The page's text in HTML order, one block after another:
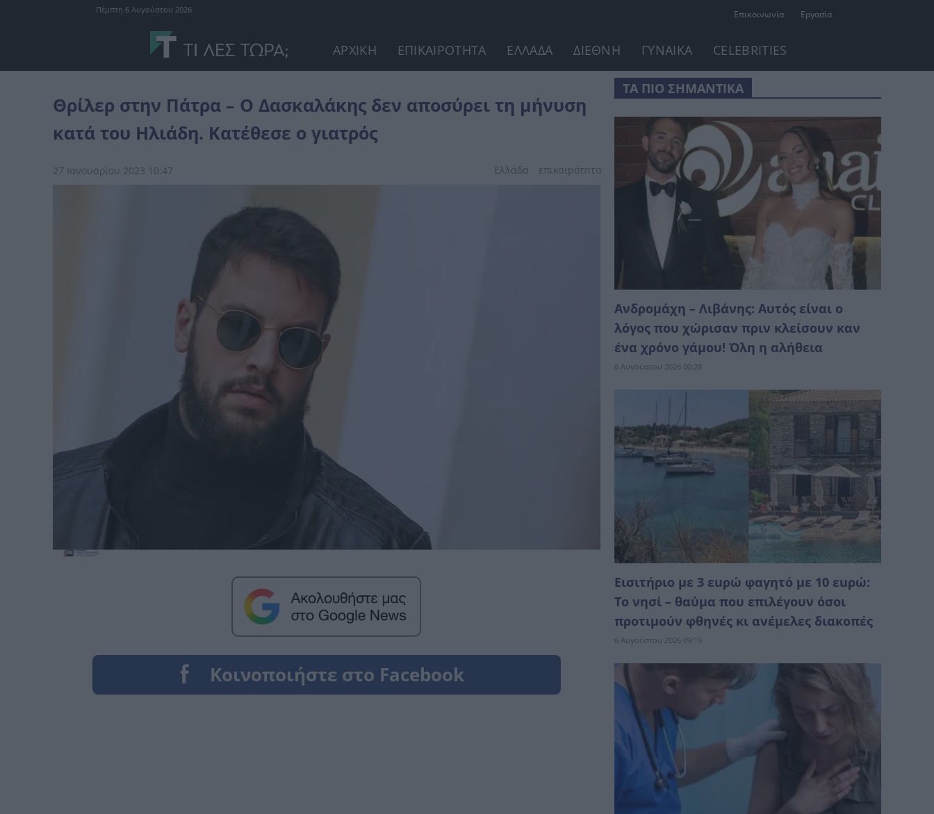
Επικοινωνία Εργασία
Πέμπτη 6 Αυγούστου 2026
ΑΡΧΙΚΗ ΕΠΙΚΑΙΡΟΤΗΤΑ ΕΛΛΑΔΑ ΔΙΕΘΝΗ ΓΥΝΑΙΚΑ CELEBRITIES
Θρίλερ στην Πάτρα – Ο Δασκαλάκης δεν αποσύρει τη μήνυση
κατά του Ηλιάδη. Κατέθεσε ο γιατρός
27 Ιανουαρίου 2023 10:47 Ελλάδα επικαιpότnτα
ΤΑ ΠΙΟ ΣΗΜΑΝΤΙΚΑ
Ανδρομάχη – Λιβάνης: Αυτός είναι ο
λόγος που χώρισαν πριν κλείσουν καν
ένα χρόνο γάμου! Όλη η αλήθεια
6 Αυγούστου 2026 00:28
Εισιτήριο με 3 εuρώ φαγητό με 10 εuρώ:
Το νησί – θαύμα που επιλέγουν όσοι
προτιμούν φθηνές κι ανέμελες διακοπές
6 Αυγούστου 2026 09:19